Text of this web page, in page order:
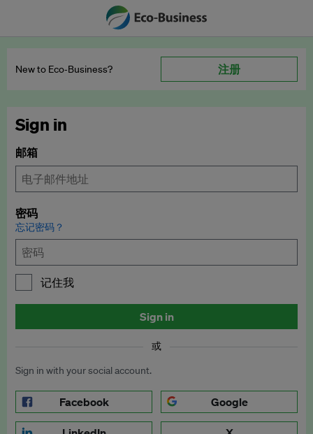
New to Eco‑Business? 注册
Sign in
邮箱
密码
忘记密码？
记住我
Sign in
或
Sign in with your social account.
Facebook Google